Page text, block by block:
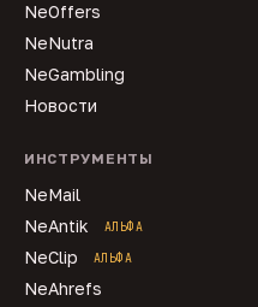
NeOffers
NeNutra
NeGambling
Новости
ИНСТРУМЕНТЫ
NeMail
NeAntik
АЛЬФА
NeClip АЛЬФА
NeAhrefs